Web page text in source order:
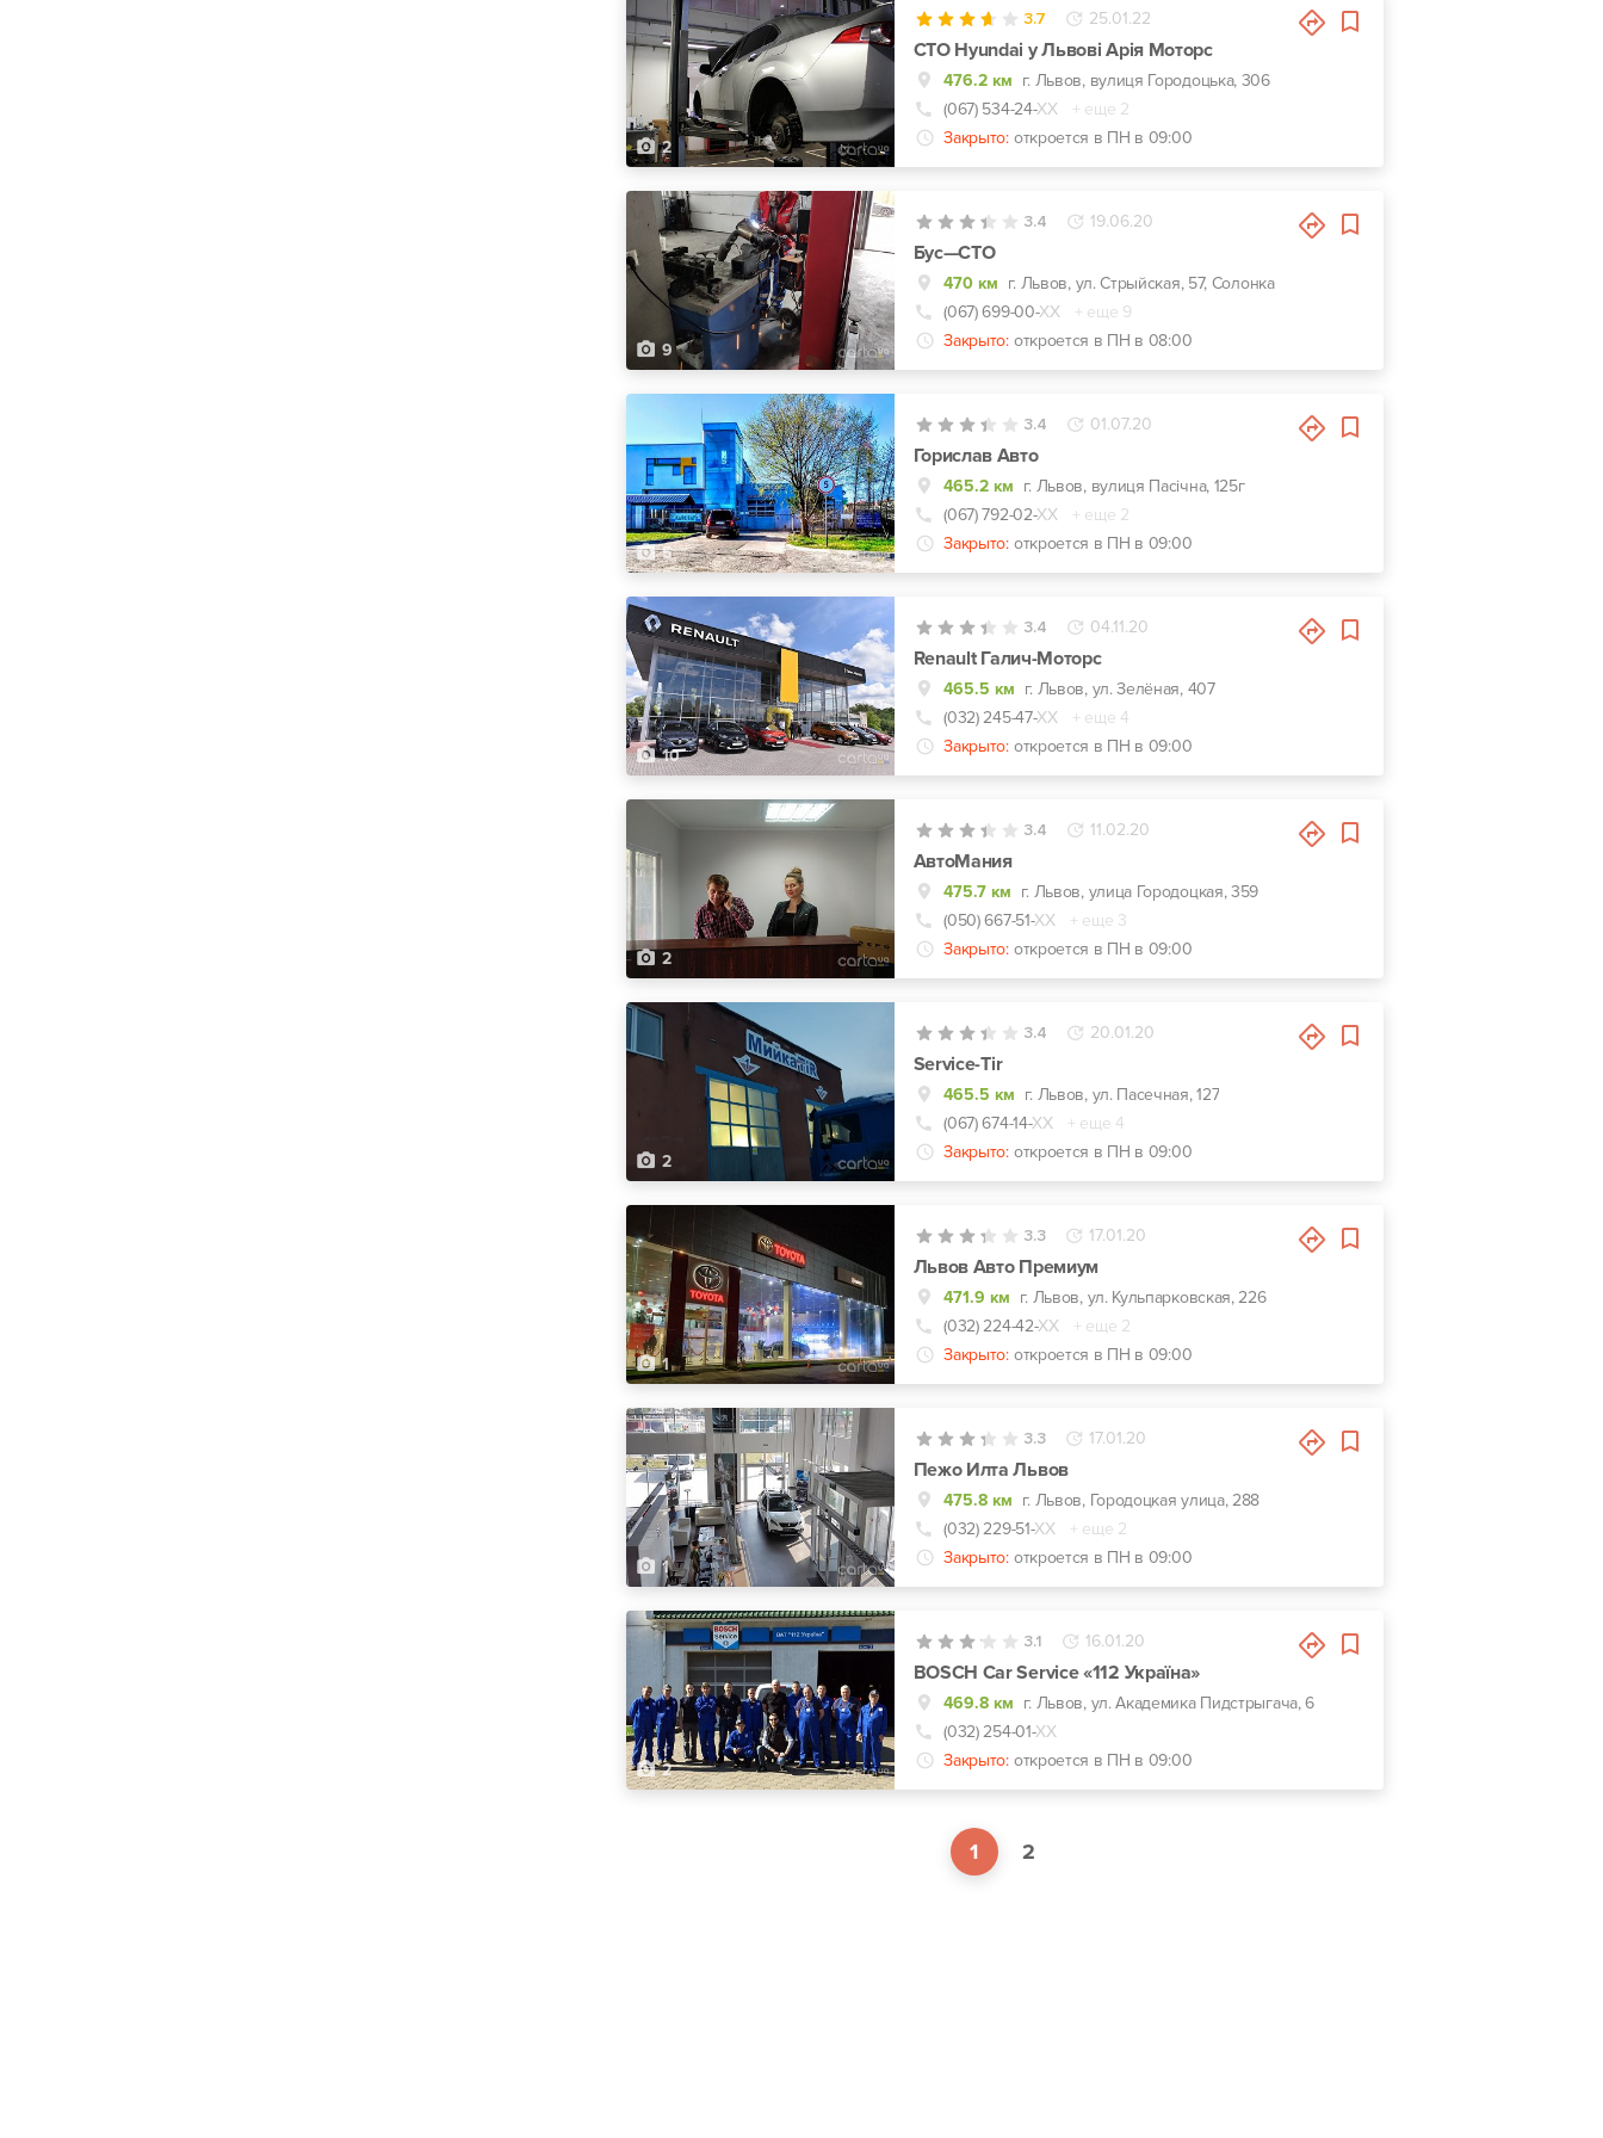
2
3.7 25.01.22
СТО Hyundai у Львові Арія Моторс
476.2 км г. Львов, вулиця Городоцька, 306
(067) 534-24-ХХ
+ еще 2
Закрыто: откроется в ПН в 09:00
9
3.4 19.06.20
Бус—СТО
470 км г. Львов, ул. Стрыйская, 57, Солонка
(067) 699-00-ХХ
+ еще 9
Закрыто: откроется в ПН в 08:00
5
3.4 01.07.20
Горислав Авто
465.2 км г. Львов, вулиця Пасічна, 125г
(067) 792-02-ХХ
+ еще 2
Закрыто: откроется в ПН в 09:00
10
3.4 04.11.20
Renault Галич-Моторс
465.5 км г. Львов, ул. Зелёная, 407
(032) 245-47-ХХ
+ еще 4
Закрыто: откроется в ПН в 09:00
2
3.4 11.02.20
АвтоМания
475.7 км г. Львов, улица Городоцкая, 359
(050) 667-51-ХХ
+ еще 3
Закрыто: откроется в ПН в 09:00
2
3.4 20.01.20
Service-Tir
465.5 км г. Львов, ул. Пасечная, 127
(067) 674-14-ХХ
+ еще 4
Закрыто: откроется в ПН в 09:00
1
3.3 17.01.20
Львов Авто Премиум
471.9 км г. Львов, ул. Кульпарковская, 226
(032) 224-42-ХХ
+ еще 2
Закрыто: откроется в ПН в 09:00
1
3.3 17.01.20
Пежо Илта Львов
475.8 км г. Львов, Городоцкая улица, 288
(032) 229-51-ХХ
+ еще 2
Закрыто: откроется в ПН в 09:00
2
3.1 16.01.20
BOSCH Car Service «112 Україна»
469.8 км г. Львов, ул. Академика Пидстрыгача, 6
(032) 254-01-ХХ
Закрыто: откроется в ПН в 09:00
1 2